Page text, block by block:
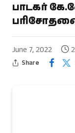
பாடகர்
June 7, 2022
Share